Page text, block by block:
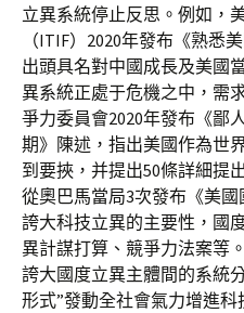
立異系統停止反思。例如，
（ITIF）2020年發布《熟悉
出頭具名對中國成長及美國
異系統正處于危機之中，需
爭力委員會2020年發布《鄙
期》陳述，指出美國作為世
到要挾，并提出50條詳細提
從奧巴馬當局3次發布《美
誇大科技立異的主要性，國
異計謀打算、競爭力法案等
誇大國度立異主體間的系統
形式”發動全社會氣力增進